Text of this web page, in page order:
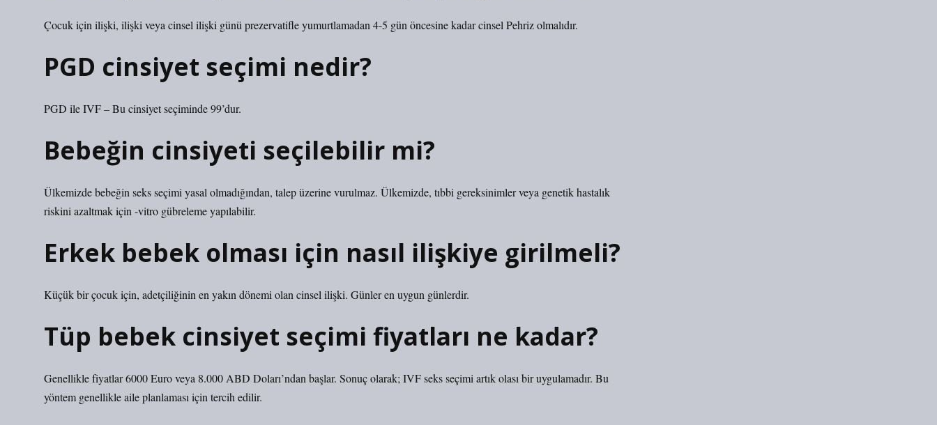
Çocuk için ilişki, ilişki veya cinsel ilişki günü prezervatifle yumurtlamadan 4-5 gün öncesine kadar cinsel Pehriz olmalıdır.
PGD cinsiyet seçimi nedir?
PGD ile IVF – Bu cinsiyet seçiminde 99’dur.
Bebeğin cinsiyeti seçilebilir mi?
Ülkemizde bebeğin seks seçimi yasal olmadığından, talep üzerine vurulmaz. Ülkemizde, tıbbi gereksinimler veya genetik hastalık
riskini azaltmak için -vitro gübreleme yapılabilir.
Erkek bebek olması için nasıl ilişkiye girilmeli?
Küçük bir çocuk için, adetçiliğinin en yakın dönemi olan cinsel ilişki. Günler en uygun günlerdir.
Tüp bebek cinsiyet seçimi fiyatları ne kadar?
Genellikle fiyatlar 6000 Euro veya 8.000 ABD Doları’ndan başlar. Sonuç olarak; IVF seks seçimi artık olası bir uygulamadır. Bu
yöntem genellikle aile planlaması için tercih edilir.